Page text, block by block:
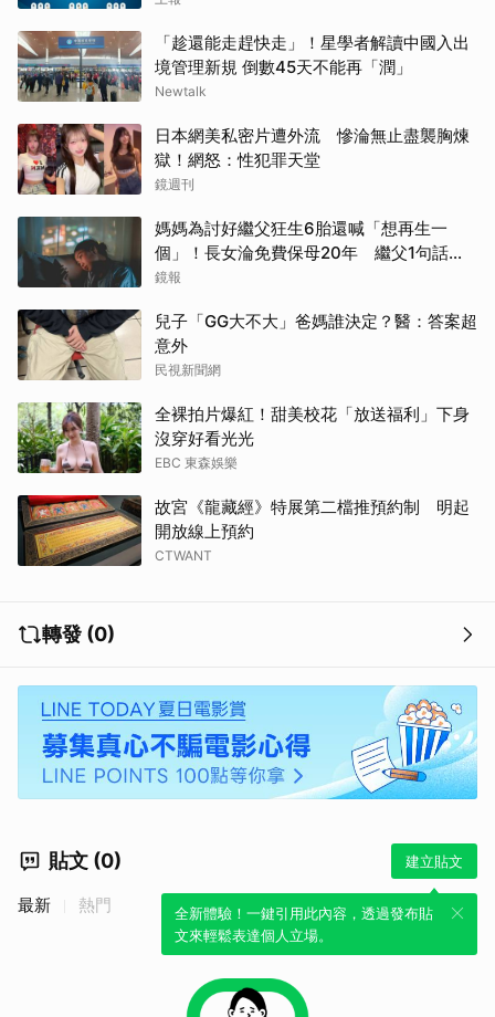
「趁還能走趕快走」！星學者解讀中國入出
境管理新規 倒數45天不能再「潤」
Newtalk
日本網美私密片遭外流 慘淪無止盡襲胸煉
獄！網怒：性犯罪天堂
鏡週刊
媽媽為討好繼父狂生6胎還喊「想再生一
個」！長女淪免費保母20年 繼父1句話嚇
到逃家
鏡報
兒子「GG大不大」爸媽誰決定？醫：答案超
意外
民視新聞網
全裸拍片爆紅！甜美校花「放送福利」下身
沒穿好看光光
EBC 東森娛樂
故宮《龍藏經》特展第二檔推預約制 明起
開放線上預約
CTWANT
轉發 (0)
貼文 (0) 建立貼文
全新體驗！一鍵引用此內容，透過發布貼
文來輕鬆表達個人立場。
最新 熱門